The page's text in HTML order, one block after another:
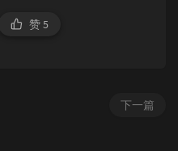
赞5
下一篇